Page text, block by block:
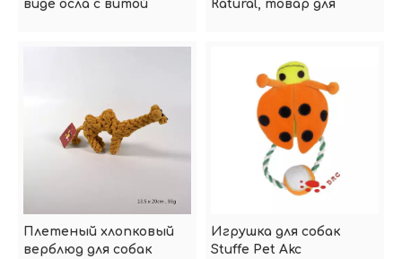
виде осла с витой
Ratural, товар для
Плетеный хлопковый
верблюд для собак
Игрушка для собак
Stuffe Pet Akc